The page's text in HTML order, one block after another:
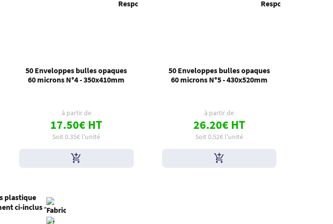
50 Enveloppes bulles opaques
60 microns N°4 - 350x410mm
à partir de
17.50€ HT
Soit 0.35€ l'unité
50 Enveloppes bulles opaques
60 microns N°5 - 430x520mm
à partir de
26.20€ HT
Soit 0.52€ l'unité